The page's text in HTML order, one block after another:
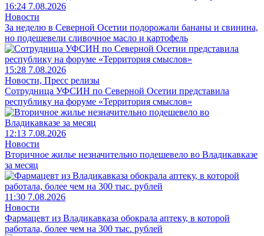
16:24 7.08.2026
Новости
За неделю в Северной Осетии подорожали бананы и свинина,
но подешевели сливочное масло и картофель
15:28 7.08.2026
Новости, Пресс релизы
Сотрудница УФСИН по Северной Осетии представила
республику на форуме «Территория смыслов»
12:13 7.08.2026
Новости
Вторичное жилье незначительно подешевело во Владикавказе
за месяц
11:30 7.08.2026
Новости
Фармацевт из Владикавказа обокрала аптеку, в которой
работала, более чем на 300 тыс. рублей